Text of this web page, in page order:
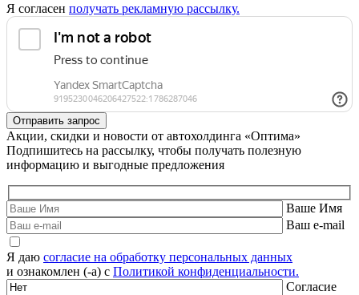
Я согласен получать рекламную рассылку.
Акции, скидки и новости от автохолдинга «Оптима»
Подпишитесь на рассылку, чтобы получать полезную
информацию и выгодные предложения
Ваше Имя
Ваш e-mail
Я даю согласие на обработку персональных данных
и ознакомлен (-а) с Политикой конфиденциальности.
Согласие